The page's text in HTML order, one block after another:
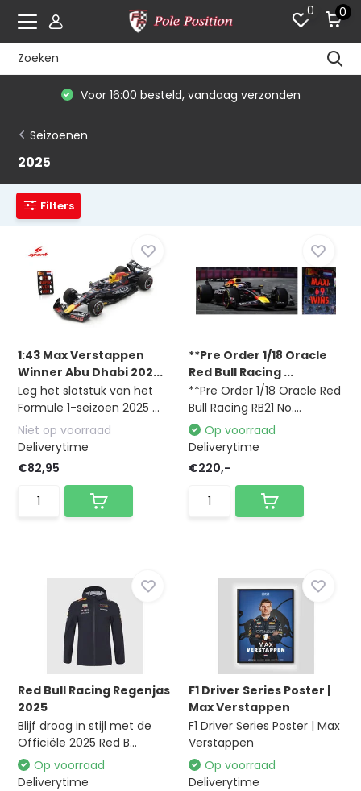
0 0
Voor 16:00 besteld, vandaag verzonden
Seizoenen
2025
Filters
1:43 Max Verstappen
Winner Abu Dhabi 202...
Leg het slotstuk van het
Formule 1-seizoen 2025 ...
Niet op voorraad
Deliverytime
€82,95
**Pre Order 1/18 Oracle
Red Bull Racing ...
**Pre Order 1/18 Oracle Red
Bull Racing RB21 No....
Op voorraad
Deliverytime
€220,-
Red Bull Racing Regenjas
2025
Blijf droog in stijl met de
Officiële 2025 Red B...
Op voorraad
Deliverytime
F1 Driver Series Poster |
Max Verstappen
F1 Driver Series Poster | Max
Verstappen
Op voorraad
Deliverytime